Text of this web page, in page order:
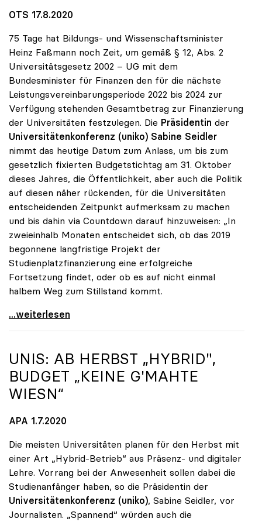
OTS 17.8.2020
75 Tage hat Bildungs- und Wissenschaftsminister
Heinz Faßmann noch Zeit, um gemäß § 12, Abs. 2
Universitätsgesetz 2002 – UG mit dem
Bundesminister für Finanzen den für die nächste
Leistungsvereinbarungsperiode 2022 bis 2024 zur
Verfügung stehenden Gesamtbetrag zur Finanzierung
der Universitäten festzulegen. Die Präsidentin der
Universitätenkonferenz (uniko) Sabine Seidler
nimmt das heutige Datum zum Anlass, um bis zum
gesetzlich fixierten Budgetstichtag am 31. Oktober
dieses Jahres, die Öffentlichkeit, aber auch die Politik
auf diesen näher rückenden, für die Universitäten
entscheidenden Zeitpunkt aufmerksam zu machen
und bis dahin via Countdown darauf hinzuweisen: „In
zweieinhalb Monaten entscheidet sich, ob das 2019
begonnene langfristige Projekt der
Studienplatzfinanzierung eine erfolgreiche
Fortsetzung findet, oder ob es auf nicht einmal
halbem Weg zum Stillstand kommt.
Seidler: „Der Stichtag für das Budget rückt näher“
...weiterlesen
UNIS: AB HERBST „HYBRID",
BUDGET „KEINE G'MAHTE
WIESN“
APA 1.7.2020
Die meisten Universitäten planen für den Herbst mit
einer Art „Hybrid-Betrieb“ aus Präsenz- und digitaler
Lehre. Vorrang bei der Anwesenheit sollen dabei die
Studienanfänger haben, so die Präsidentin der
Universitätenkonferenz (uniko), Sabine Seidler, vor
Journalisten. „Spannend“ würden auch die